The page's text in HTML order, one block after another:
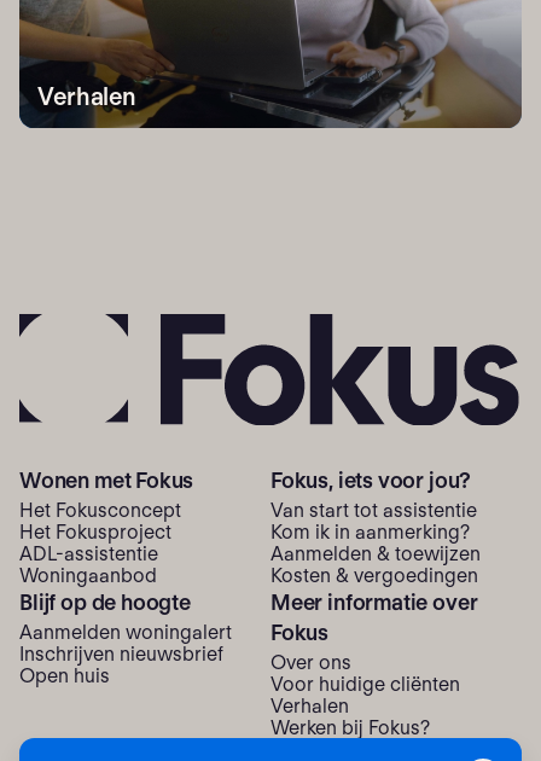
Verhalen
Wonen met Fokus
Het Fokusconcept
Het Fokusproject
ADL-assistentie
Woning­aanbod
Fokus, iets voor jou?
Van start tot assistentie
Kom ik in aanmerking?
Aanmelden & toewijzen
Kosten & vergoedingen
Blijf op de hoogte
Aanmelden woningalert
Inschrijven nieuwsbrief
Open huis
Meer informatie over
Fokus
Over ons
Voor huidige cliënten
Verhalen
Werken bij Fokus?